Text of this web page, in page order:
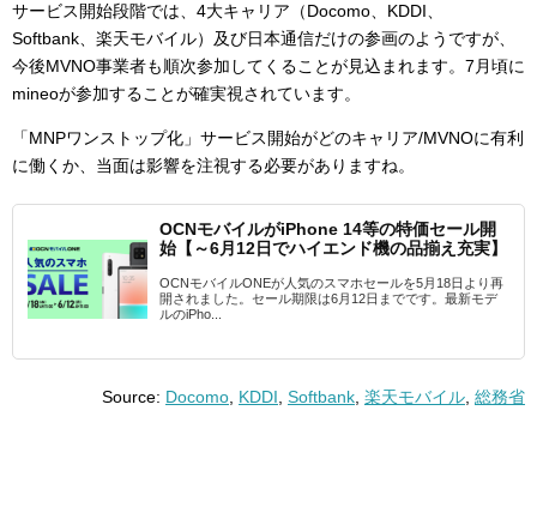
サービス開始段階では、4大キャリア（Docomo、KDDI、
Softbank、楽天モバイル）及び日本通信だけの参画のようですが、
今後MVNO事業者も順次参加してくることが見込まれます。7月頃に
mineoが参加することが確実視されています。
「MNPワンストップ化」サービス開始がどのキャリア/MVNOに有利
に働くか、当面は影響を注視する必要がありますね。
OCNモバイルがiPhone 14等の特価セール開
始【～6月12日でハイエンド機の品揃え充実】
OCNモバイルONEが人気のスマホセールを5月18日より再
開されました。セール期限は6月12日までです。最新モデ
ルのiPho...
Source: Docomo KDDI Softbank 楽天モバイル 総務省